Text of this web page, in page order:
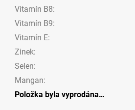
Vitamín B8:
Vitamín B9:
Vitamín E:
Zinek:
Selen:
Mangan:
Položka byla vyprodána…